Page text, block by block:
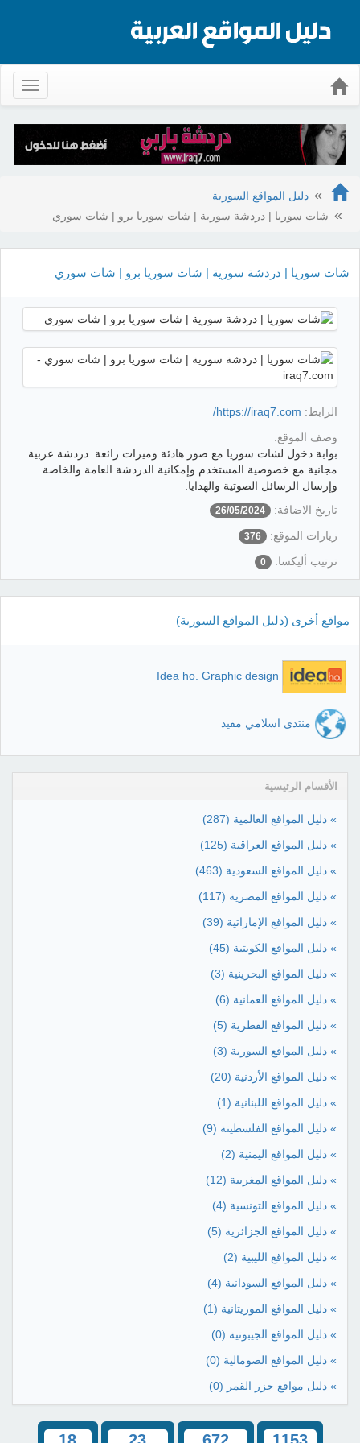
دليل المواقع السورية
شات سوريا | دردشة سورية | شات سوريا برو | شات سوري
شات سوريا | دردشة سورية | شات سوريا برو | شات سوري
الرابط: https://iraq7.com/
وصف الموقع:
بوابة دخول لشات سوريا مع صور هادئة وميزات رائعة. دردشة عربية
مجانية مع خصوصية المستخدم وإمكانية الدردشة العامة والخاصة
وإرسال الرسائل الصوتية والهدايا.
تاريخ الاضافة:
26/05/2024
زيارات الموقع: 376
ترتيب أليكسا: 0
مواقع أخرى (دليل المواقع السورية)
Idea ho. Graphic design
منتدى اسلامي مفيد
الأقسام الرئيسية
» دليل المواقع العالمية (287)
» دليل المواقع العراقية (125)
» دليل المواقع السعودية (463)
» دليل المواقع المصرية (117)
» دليل المواقع الإماراتية (39)
» دليل المواقع الكويتية (45)
» دليل المواقع البحرينية (3)
» دليل المواقع العمانية (6)
» دليل المواقع القطرية (5)
» دليل المواقع السورية (3)
» دليل المواقع الأردنية (20)
» دليل المواقع اللبنانية (1)
» دليل المواقع الفلسطينة (9)
» دليل المواقع اليمنية (2)
» دليل المواقع المغربية (12)
» دليل المواقع التونسية (4)
» دليل المواقع الجزائرية (5)
» دليل المواقع الليبية (2)
» دليل المواقع السودانية (4)
» دليل المواقع الموريتانية (1)
» دليل المواقع الجيبوتية (0)
» دليل المواقع الصومالية (0)
» دليل مواقع جزر القمر (0)